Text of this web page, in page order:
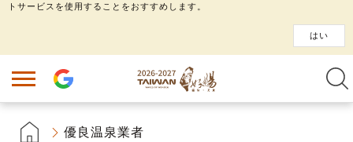
優良温泉業者
トサービスを使用することをおすすめします。
はい